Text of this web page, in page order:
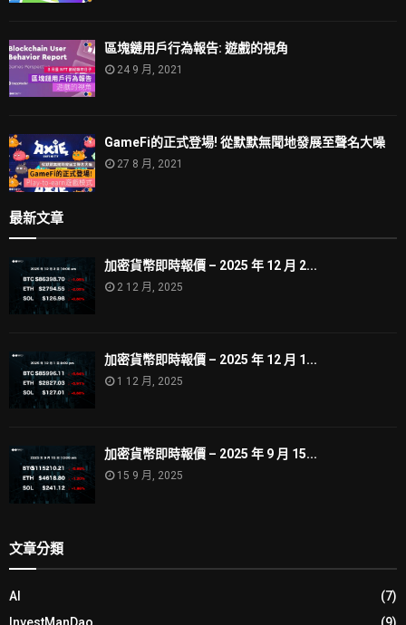
區塊鏈用戶行為報告: 遊戲的視角
24 9 月, 2021
GameFi的正式登場! 從默默無聞地發展至聲名大噪
27 8 月, 2021
最新文章
加密貨幣即時報價 – 2025 年 12 月 2...
2 12 月, 2025
加密貨幣即時報價 – 2025 年 12 月 1...
1 12 月, 2025
加密貨幣即時報價 – 2025 年 9 月 15...
15 9 月, 2025
文章分類
AI
(7)
InvestManDao
(9)